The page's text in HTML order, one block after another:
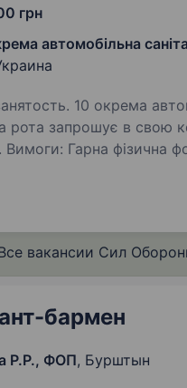
грн
автомобільна
автомобільна
рота запрошує в свою
Вимоги: Гарна фізична
вакансии Сил
бармен
Р.Р., ФОП, Бурштын